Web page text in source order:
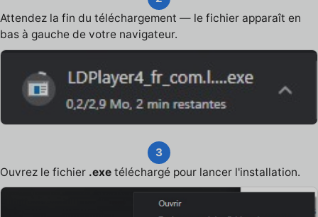
Attendez la fin du téléchargement — le fichier apparaît en
bas à gauche de votre navigateur.
3
Ouvrez le fichier .exe téléchargé pour lancer l'installation.